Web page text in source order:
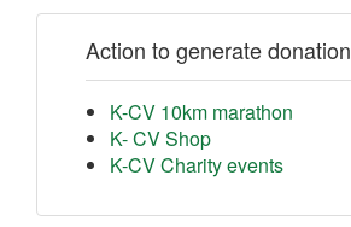
Action to generate donation
K-CV 10km marathon
K- CV Shop
K-CV Charity events